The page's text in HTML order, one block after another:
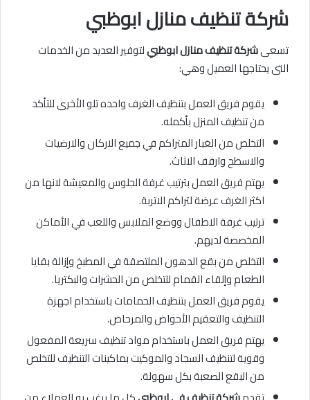
شركة تنظيف منازلابوظبي
تسعىشركة تنظيف منازل ابوظبيلتوفير العديد من الخدمات
التى يحتاجها العميل وهي:
يقوم فريق العمل بتنظيف الغرف واحده تلو الأخرى للتأكد
من تنظيف المنزل بأكمله.
التخلص من الغبار المتراكم في جميع الاركان والارضيات
والاسطح وارفف الاثاث.
يهتم فريق العمل بترتيب غرفة الجلوس والمعيشة لانها من
اكثر الغرف عرضة لتراكم الاتربة.
ترتيب غرفة الاطفال ووضع الملابس واللعب في الأماكن
المخصصة لديهم.
التخلص من بقع الدهون الملتصقة في المطبخ وإزالة بقايا
الطعام وإلقاء القمام للتخلص من الحشرات والبكتريا.
يقوم فريق العمل بتنظيف الحمامات باستخدام اجهزة
التنظيف والتعقيم الأحواض والمرحاض.
يهتم فريق العمل باستخدام مواد تنظيف سريعة المفعول
وقوية لتنظيف السجاد والموكيت بماكينات التنظيف للتخلص
من البقع الصعبة بكل سهولة.